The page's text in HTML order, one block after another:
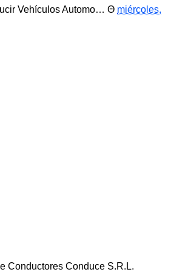
Vehículos Automo…
miércoles,
Conductores Conduce S.R.L.